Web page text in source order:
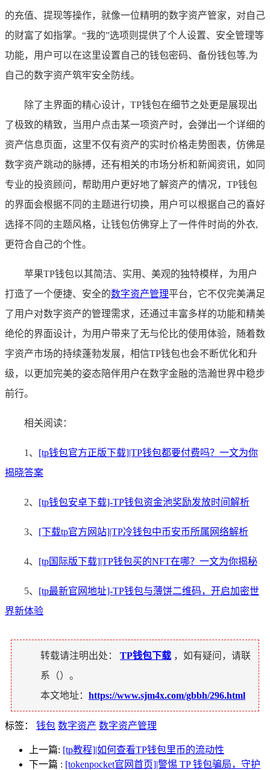
的充值、提现等操作，就像一位精明的数字资产管家，对自己
的财富了如指掌。“我的”选项则提供了个人设置、安全管理等
功能，用户可以在这里设置自己的钱包密码、备份钱包等,为
自己的数字资产筑牢安全防线。
除了主界面的精心设计，TP钱包在细节之处更是展现出
了极致的精致，当用户点击某一项资产时，会弹出一个详细的
资产信息页面，这里不仅有资产的实时价格走势图表，仿佛是
数字资产跳动的脉搏，还有相关的市场分析和新闻资讯，如同
专业的投资顾问，帮助用户更好地了解资产的情况，TP钱包
的界面会根据不同的主题进行切换，用户可以根据自己的喜好
选择不同的主题风格，让钱包仿佛穿上了一件件时尚的外衣,
更符合自己的个性。
苹果TP钱包以其简洁、实用、美观的独特模样，为用户
打造了一个便捷、安全的数字资产管理平台，它不仅完美满足
了用户对数字资产的管理需求，还通过丰富多样的功能和精美
绝伦的界面设计，为用户带来了无与伦比的使用体验，随着数
字资产市场的持续蓬勃发展，相信TP钱包也会不断优化和升
级，以更加完美的姿态陪伴用户在数字金融的浩瀚世界中稳步
前行。
相关阅读：
1、 [tp钱包官方正版下载]|TP钱包都要付费吗？一文为你
揭晓答案
2、 [tp钱包安卓下载]-TP钱包资金池奖励发放时间解析
3、 [下载tp官方网站]|TP冷钱包中币安币所属网络解析
4、 [tp国际版下载]|TP钱包买的NFT在哪？一文为你揭秘
5、 [tp最新官网地址]-TP钱包与薄饼二维码，开启加密世
界新体验
转载请注明出处： TP钱包下载 ，如有疑问，请联
系（）。
本文地址： https://www.sjm4x.com/gbbh/296.html
标签： 钱包 数字资产 数字资产管理
上一篇: [tp教程]|如何查看TP钱包里币的流动性
下一篇 : [tokenpocket官网首页]|警惕 TP 钱包骗局，守护